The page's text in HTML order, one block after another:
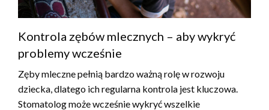
Kontrola zębów mlecznych – aby wykryć
problemy wcześnie
Zęby mleczne pełnią bardzo ważną rolę w rozwoju
dziecka, dlatego ich regularna kontrola jest kluczowa.
Stomatolog może wcześnie wykryć wszelkie